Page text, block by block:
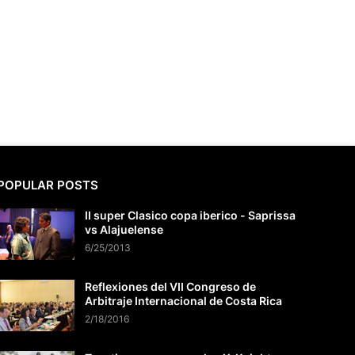
POSTS
II super Clasico copa iberico - Saprissa
vs Alajuelense
6/25/2013
Reflexiones del VII Congreso de
Arbitraje Internacional de Costa Rica
2/18/2016